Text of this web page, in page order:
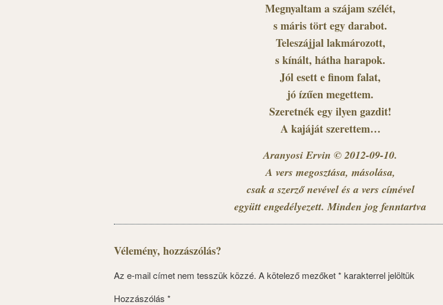
Megnyaltam a szájam szélét,
s máris tört egy darabot.
Teleszájjal lakmározott,
s kínált, hátha harapok.
Jól esett e finom falat,
jó ízűen megettem.
Szeretnék egy ilyen gazdit!
A kajáját szerettem…
Aranyosi Ervin © 2012-09-10.
A vers megosztása, másolása,
csak a szerző nevével és a vers címével
együtt engedélyezett. Minden jog fenntartva
Vélemény, hozzászólás?
Az e-mail címet nem tesszük közzé. A kötelező mezőket* karakterrel jelöltük
Hozzászólás *